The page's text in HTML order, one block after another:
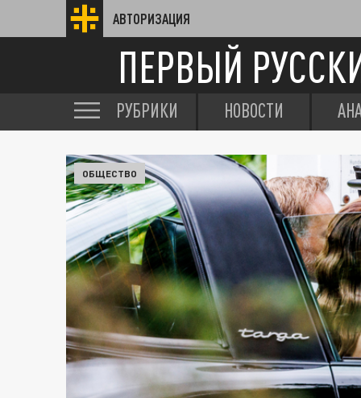
АВТОРИЗАЦИЯ
ПЕРВЫЙ
РУБРИКИ НОВОСТИ
ОБЩЕСТВО